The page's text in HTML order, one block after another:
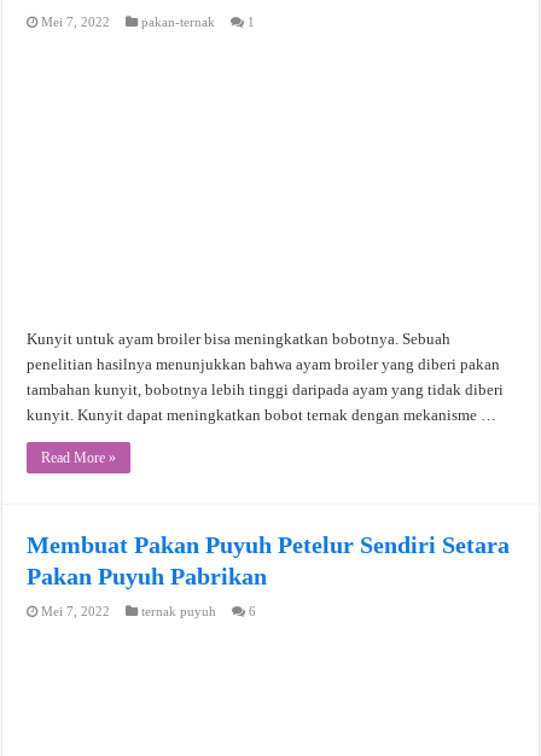
Mei 7, 2022 pakan-ternak 1
Kunyit untuk ayam broiler bisa meningkatkan bobotnya. Sebuah
penelitian hasilnya menunjukkan bahwa ayam broiler yang diberi pakan
tambahan kunyit, bobotnya lebih tinggi daripada ayam yang tidak diberi
kunyit. Kunyit dapat meningkatkan bobot ternak dengan mekanisme …
Read More »
Membuat Pakan Puyuh Petelur Sendiri Setara
Pakan Puyuh Pabrikan
Mei 7, 2022 ternak puyuh 6